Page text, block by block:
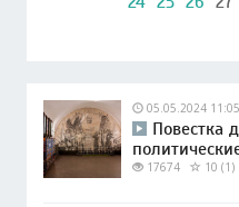
05.05.2024 11:05
Повестка
17674 10 (1)